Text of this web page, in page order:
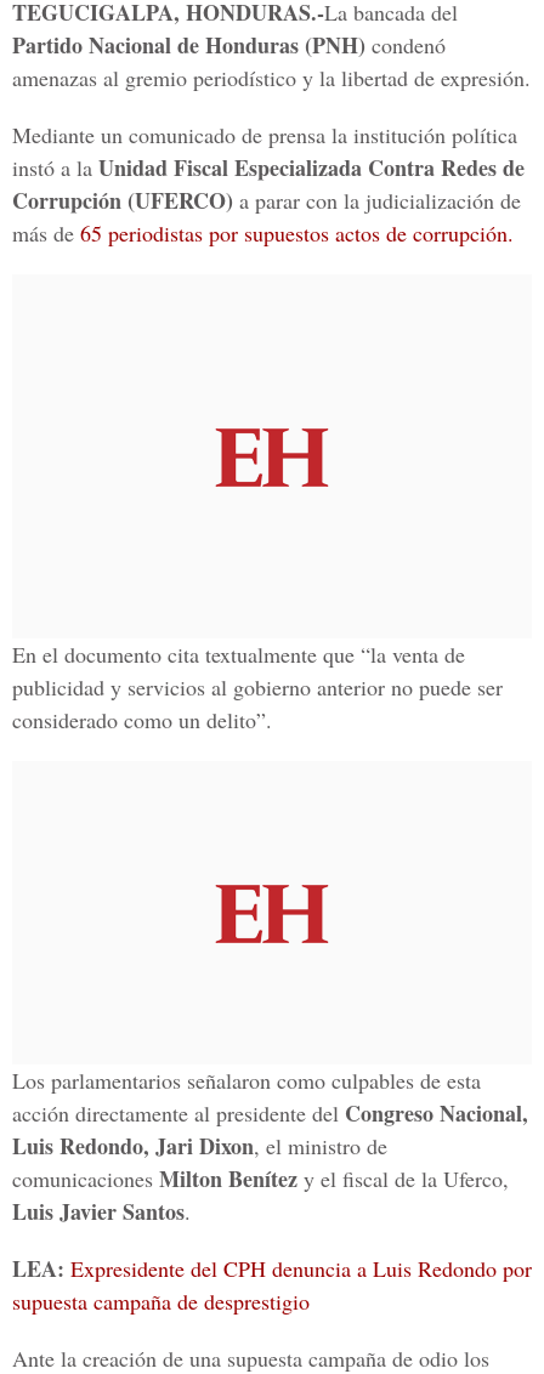
TEGUCIGALPA, HONDURAS.-La bancada del
Partido Nacional de Honduras (PNH) condenó
amenazas al gremio periodístico y la libertad de expresión.
Mediante un comunicado de prensa la institución política
instó a la Unidad Fiscal Especializada Contra Redes de
Corrupción (UFERCO) a parar con la judicialización de
más de 65 periodistas por supuestos actos de corrupción.
En el documento cita textualmente que “la venta de
publicidad y servicios al gobierno anterior no puede ser
considerado como un delito”.
Los parlamentarios señalaron como culpables de esta
acción directamente al presidente del Congreso Nacional,
Luis Redondo, Jari Dixon, el ministro de
comunicaciones Milton Benítez y el fiscal de la Uferco,
Luis Javier Santos.
LEA: Expresidente del CPH denuncia a Luis Redondo por
supuesta campaña de desprestigio
Ante la creación de una supuesta campaña de odio los